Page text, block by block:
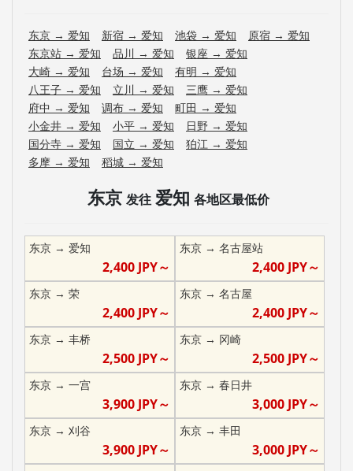
东京 → 爱知 新宿 → 爱知 池袋 → 爱知 原宿 → 爱知
东京站 → 爱知 品川 → 爱知 银座 → 爱知
大崎 → 爱知 台场 → 爱知 有明 → 爱知
八王子 → 爱知 立川 → 爱知 三鹰 → 爱知
府中 → 爱知 调布 → 爱知 町田 → 爱知
小金井 → 爱知 小平 → 爱知 日野 → 爱知
国分寺 → 爱知 国立 → 爱知 狛江 → 爱知
多摩 → 爱知 稻城 → 爱知
东京 发往 爱知 各地区最低价
东京 → 爱知
2,400JPY～
东京→ 名古屋站
2,400 JPY～
东京 → 荣
2,400JPY～
东京→ 名古屋
2,400 JPY～
东京 → 丰桥
2,500JPY～
东京→ 冈崎
2,500 JPY～
东京 → 一宫
3,900JPY～
东京→ 春日井
3,000 JPY～
东京 → 刈谷
3,900JPY～
东京→ 丰田
3,000 JPY～